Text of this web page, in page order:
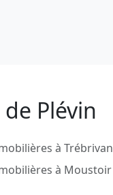
Plévin
à Trébrivan
à Moustoir